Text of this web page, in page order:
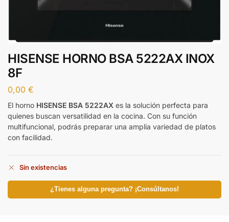
HISENSE HORNO BSA 5222AX INOX
8F
0,00 €
El horno HISENSE BSA 5222AX es la solución perfecta para
quienes buscan versatilidad en la cocina. Con su función
multifuncional, podrás preparar una amplia variedad de platos
con facilidad.
Sin existencias
¿Tienes alguna pregunta? ¡Consúltanos!